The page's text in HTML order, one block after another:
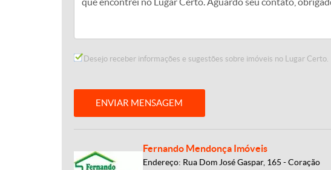
Desejo receber informações e sugestões sobre imóveis no Lugar Certo.
ENVIAR MENSAGEM
Fernando Mendonça Imóveis
Endereço: Rua Dom José Gaspar, 165 - Coração